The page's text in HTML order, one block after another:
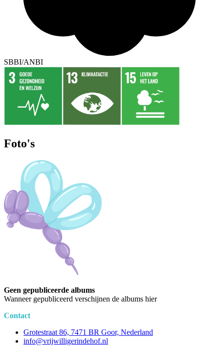
SBBI/ANBI
Foto's
Geen gepubliceerde albums
Wanneer gepubliceerd verschijnen de albums hier
Contact
Grotestraat 86, 7471 BR Goor, Nederland
info@vrijwilligerindehof.nl